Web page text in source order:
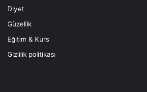
Diyet
Güzellik
Eğitim & Kurs
Gizlilik politikası